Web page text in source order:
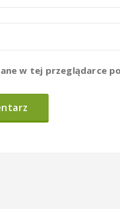
w tej przeglądarce